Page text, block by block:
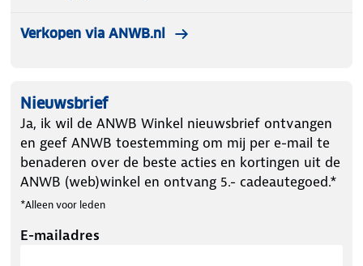
Verkopen via ANWB.nl
Nieuwsbrief
Ja, ik wil de ANWB Winkel nieuwsbrief ontvangen
en geef ANWB toestemming om mij per e-mail te
benaderen over de beste acties en kortingen uit de
ANWB (web)winkel en ontvang 5.- cadeautegoed.*
*Alleen voor leden
E-mailadres